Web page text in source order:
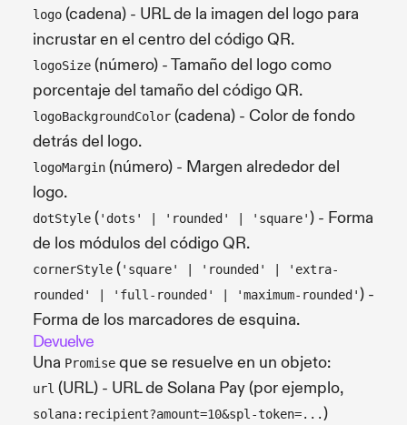
logo (cadena) - URL de la imagen del logo para
incrustar en el centro del código QR.
logoSize (número) - Tamaño del logo como
porcentaje del tamaño del código QR.
logoBackgroundColor (cadena) - Color de fondo
detrás del logo.
logoMargin (número) - Margen alrededor del
logo.
dotStyle ('dots' | 'rounded' | 'square') - Forma
de los módulos del código QR.
cornerStyle ('square' | 'rounded' | 'extra-
rounded' | 'full-rounded' | 'maximum-rounded') -
Forma de los marcadores de esquina.
Devuelve
Una Promise que se resuelve en un objeto:
url (URL) - URL de Solana Pay (por ejemplo,
solana:recipient?amount=10&spl-token=...)